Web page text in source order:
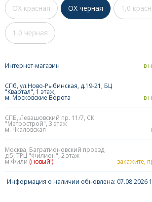
OX красная OX черная 1,0
1,0 черная
Интернет-магазин в
СПб, ул.Ново-Рыбинская, д.19-21, БЦ
"Квартал", 1 этаж,
м. Московские Ворота в
СПБ, Левашовский пр. 11/7, СК
"Метрострой", 3 этаж
м. Чкаловская
Москва, Багратионовский проезд,
д.5, ТРЦ "Филион", 2 этаж
м.Фили (новый!) закажите,
Информация о наличии обновлена: 07.08.2026